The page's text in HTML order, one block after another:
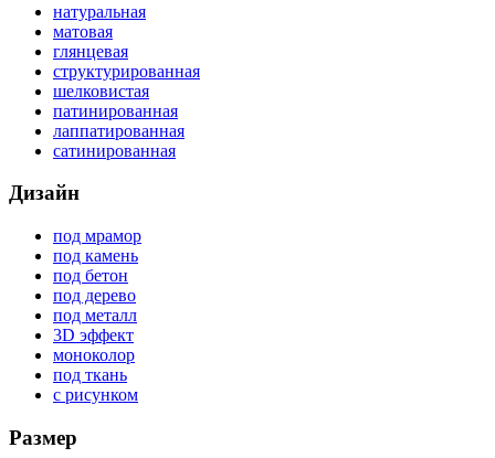
натуральная
матовая
глянцевая
структурированная
шелковистая
патинированная
лаппатированная
сатинированная
Дизайн
под мрамор
под камень
под бетон
под дерево
под металл
3D эффект
моноколор
под ткань
с рисунком
Размер